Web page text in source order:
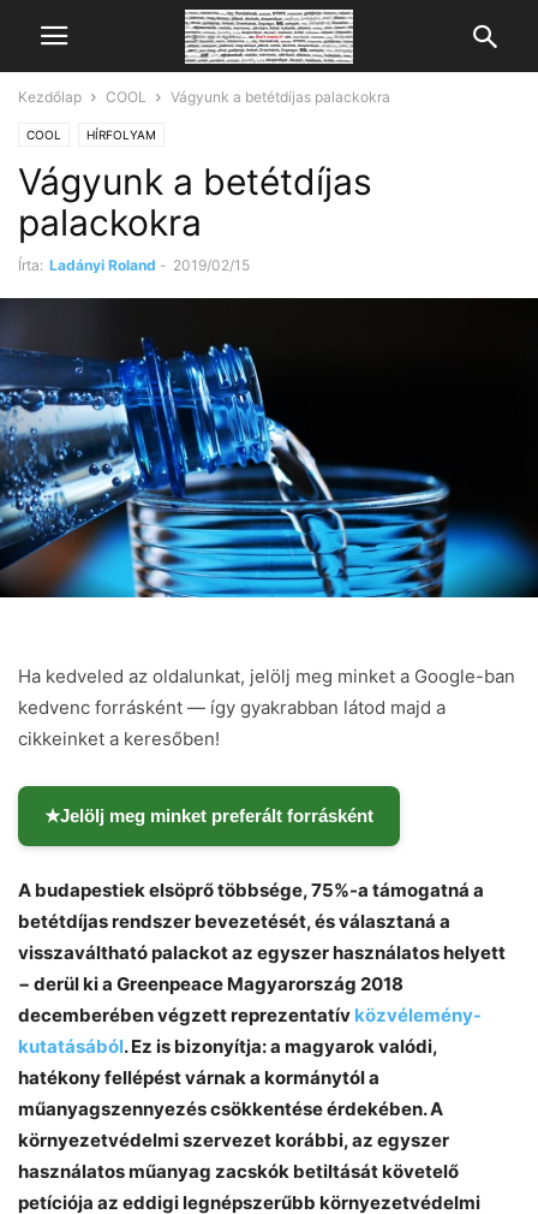
Kezdőlap COOL Vágyunk a betétdíjas palackokra
COOL HÍRFOLYAM
Vágyunk a betétdíjas
palackokra
Írta: Ladányi Roland - 2019/02/15
Ha kedveled az oldalunkat, jelölj meg minket a Google-ban
kedvenc forrásként — így gyakrabban látod majd a
cikkeinket a keresőben!
★Jelölj meg minket preferált forrásként
A budapestiek elsöprő többsége, 75%-a támogatná a
betétdíjas rendszer bevezetését, és választaná a
visszaváltható palackot az egyszer használatos helyett
− derül ki a Greenpeace Magyarország 2018
decemberében végzett reprezentatív közvélemény-
kutatásából. Ez is bizonyítja: a magyarok valódi,
hatékony fellépést várnak a kormánytól a
műanyagszennyezés csökkentése érdekében. A
környezetvédelmi szervezet korábbi, az egyszer
használatos műanyag zacskók betiltását követelő
petíciója az eddigi legnépszerűbb környezetvédelmi